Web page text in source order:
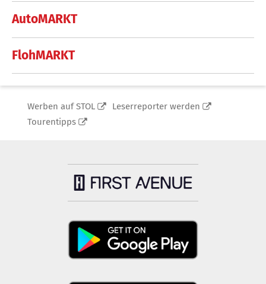
AutoMARKT
FlohMARKT
Werben auf STOL
Leserreporter werden
Tourentipps